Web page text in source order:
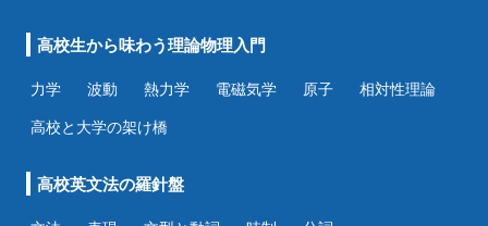
高校生から味わう理論物理入門
力学 波動 熱力学 電磁気学 原子
相対性理論
高校と大学の架け橋
高校英文法の羅針盤